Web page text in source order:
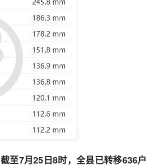
截至7月25日8时，全县已转移636户